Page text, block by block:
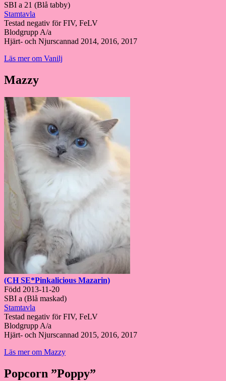
SBI a 21 (Blå tabby)
Stamtavla
Testad negativ för FIV, FeLV
Blodgrupp A/a
Hjärt- och Njurscannad 2014, 2016, 2017
Läs mer om Vanilj
Mazzy
(CH SE*Pinkalicious Mazarin)
Född 2013-11-20
SBI a (Blå maskad)
Stamtavla
Testad negativ för FIV, FeLV
Blodgrupp A/a
Hjärt- och Njurscannad 2015, 2016, 2017
Läs mer om Mazzy
Popcorn ”Poppy”